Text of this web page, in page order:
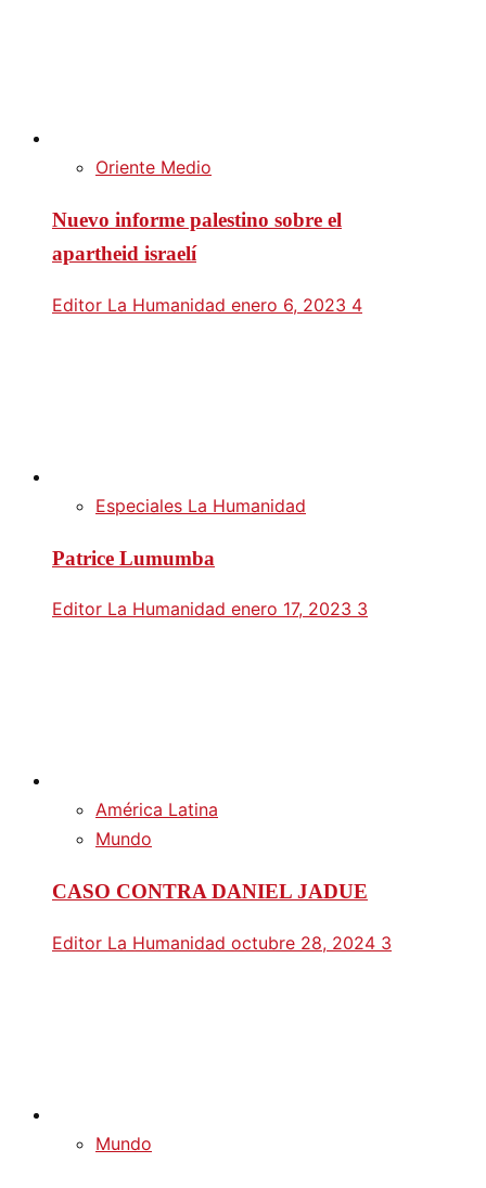
Oriente Medio
Nuevo informe palestino sobre el
apartheid israelí
Editor La Humanidad enero 6, 2023 4
Especiales La Humanidad
Patrice Lumumba
Editor La Humanidad enero 17, 2023 3
América Latina
Mundo
CASO CONTRA DANIEL JADUE
Editor La Humanidad octubre 28, 2024 3
Mundo